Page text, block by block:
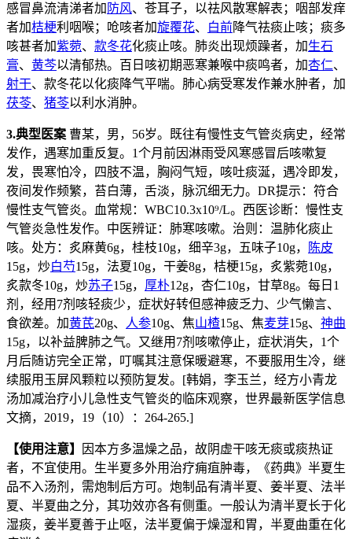
感冒鼻流清涕者加 防风、苍耳子，以祛风散寒解表；咽部发痒
者加桔梗利咽喉；呛咳者加旋覆花、 白前降气祛痰止咳；痰多
咳甚者加紫菀、 款冬花化痰止咳。肺炎出现烦躁者，加生石
膏、 黄芩以清郁热。百日咳初期恶寒兼喉中痰鸣者，加杏仁、
射干、款冬花以化痰降气平喘。肺心病受寒发作兼水肿者，加
茯苓、 猪苓以利水消肿。
3.典型医案 曹某，男，56岁。既往有慢性支气管炎病史，经常
发作，遇寒加重反复。1个月前因淋雨受风寒感冒后咳嗽复
发，畏寒怕冷，四肢不温，胸闷气短，咳吐痰涎，遇冷即发，
夜间发作频繁，苔白薄，舌淡，脉沉细无力。DR提示：符合
慢性支气管炎。血常规：WBC10.3x10⁹/L。西医诊断：慢性支
气管炎急性发作。中医辨证：肺寒咳嗽。治则：温肺化痰止
咳。处方：炙麻黄6g，桂枝10g，细辛3g，五味子10g，
陈皮
15g，炒白芍15g，法夏10g，干姜8g，桔梗15g，炙紫菀10g，
炙款冬10g，炒苏子15g， 厚朴12g，杏仁10g，甘草8g。每日1
剂，经用7剂咳轻痰少，症状好转但感神疲乏力、少气懒言、
食欲差。加黄芪20g、 人参10g、焦山楂15g、焦麦芽15g、 神曲
15g，以补益脾肺之气。又继用7剂咳嗽停止，症状消失，1个
月后随访完全正常，叮嘱其注意保暖避寒，不要服用生冷，继
续服用玉屏风颗粒以预防复发。[韩娟，李玉兰，经方小青龙
汤加减治疗小儿急性支气管炎的临床观察，世界最新医学信息
文摘，2019，19（10）：264-265.]
【使用注意】
因本方多温燥之品，故阴虚干咳无痰或痰热证
者，不宜使用。生半夏多外用治疗痈疽肿毒，《药典》半夏生
品不入汤剂，需炮制后方可。炮制品有清半夏、姜半夏、法半
夏、半夏曲之分，其功效亦各有侧重。一般认为清半夏长于化
湿痰，姜半夏善于止呕，法半夏偏于燥湿和胃，半夏曲重在化